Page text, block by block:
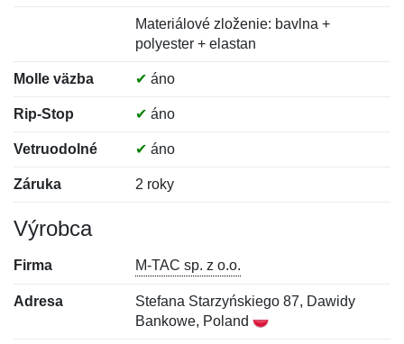
Materiálové zloženie: bavlna +
polyester + elastan
Molle väzba ✔ áno
Rip-Stop ✔ áno
Vetruodolné ✔ áno
Záruka 2 roky
Výrobca
Firma M-TAC sp. z o.o.
Adresa
Stefana Starzyńskiego 87, Dawidy
Bankowe, Poland